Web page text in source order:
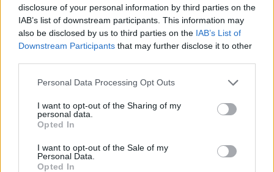
disclosure of your personal information by third parties on the
IAB’s list of downstream participants. This information may
also be disclosed by us to third parties on the IAB’s List of
Downstream Participants that may further disclose it to other
Personal Data Processing Opt Outs
I want to opt-out of the Sharing of my
personal data.
Opted In
I want to opt-out of the Sale of my
Personal Data.
Opted In
Commenti
Accedioregistratiper commentare questo
L'email è richiesta ma non verrà mostrata ai visitatori. Il contenuto di questo
commento esprime il pensiero dell'autore e non rappresenta la linea editoriale
di VareseNews.it, che rimane autonoma e indipendente. I messaggi inclusi nei
possono essere automaticamente pubblicati senza filtro preventivo. I commenti
che includano uno o più link a siti esterni verranno rimossi in automatico dal